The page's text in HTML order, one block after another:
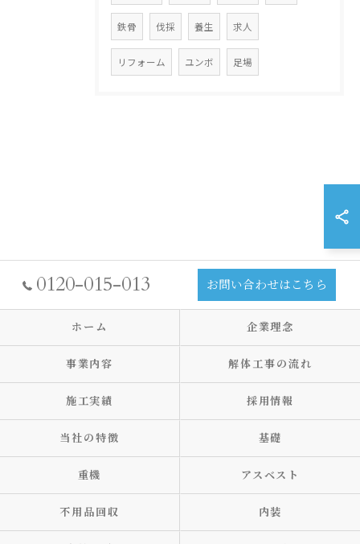
鉄骨 伐採 養生 求人
リフォーム ユンボ 足場
0120-015-013 お問い合わせはこちら
ホーム 企業理念
事業内容 解体工事の流れ
施工実績 採用情報
当社の特徴 基礎
重機 アスベスト
不用品回収 内装